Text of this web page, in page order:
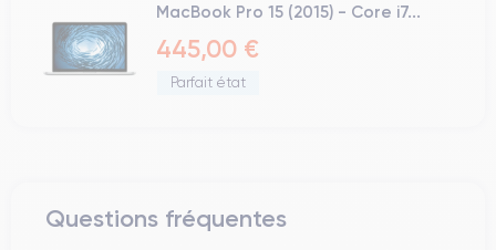
MacBook Pro 15 (2015) - Core i7...
445,00 €
Parfait état
Questions fréquentes